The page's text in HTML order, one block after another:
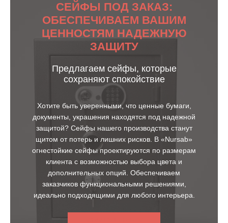
СЕЙФЫ ПОД ЗАКАЗ:
ОБЕСПЕЧИВАЕМ ВАШИМ
ЦЕННОСТЯМ НАДЕЖНУЮ
ЗАЩИТУ
Предлагаем сейфы, которые
сохраняют спокойствие
Хотите быть уверенными, что ценные бумаги,
документы, украшения находятся под надежной
защитой? Сейфы нашего производства станут
щитом от потерь и лишних рисков. В «Nursab»
огнестойкие сейфы проектируются по размерам
клиента с возможностью выбора цвета и
дополнительных опций. Обеспечиваем
заказчиков функциональными решениями,
идеально подходящими для любого интерьера.